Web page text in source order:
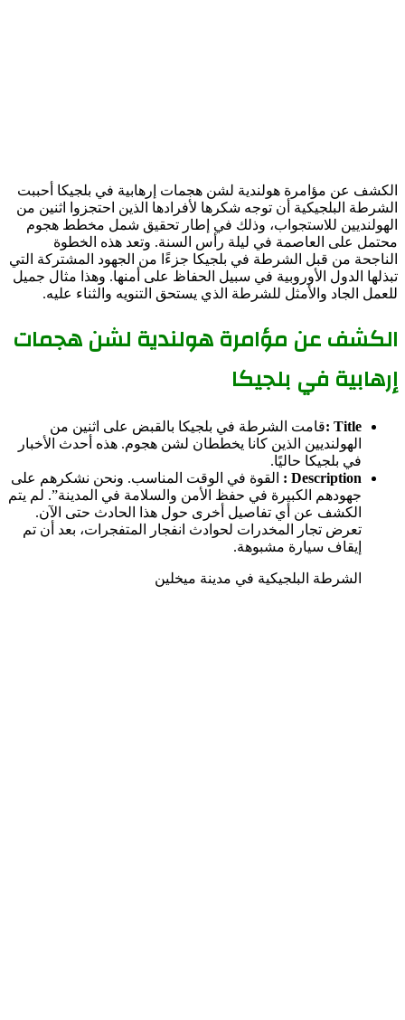
الكشف عن مؤامرة هولندية لشن هجمات إرهابية في بلجيكا أحببت
الشرطة البلجيكية أن توجه شكرها لأفرادها الذين احتجزوا اثنين من
الهولنديين للاستجواب، وذلك في إطار تحقيق شمل مخطط هجوم
محتمل على العاصمة في ليلة رأس السنة. وتعد هذه الخطوة
الناجحة من قبل الشرطة في بلجيكا جزءًا من الجهود المشتركة التي
تبذلها الدول الأوروبية في سبيل الحفاظ على أمنها. وهذا مثال جميل
للعمل الجاد والأمثل للشرطة الذي يستحق التنويه والثناء عليه.
الكشف عن مؤامرة هولندية لشن هجمات
إرهابية في بلجيكا
Title : قامت الشرطة في بلجيكا بالقبض على اثنين من
الهولنديين الذين كانا يخططان لشن هجوم. هذه أحدث الأخبار
في بلجيكا حاليًا.
Description :
القوة في الوقت المناسب. ونحن نشكرهم على
جهودهم الكبيرة في حفظ الأمن والسلامة في المدينة”. لم يتم
الكشف عن أي تفاصيل أخرى حول هذا الحادث حتى الآن.
تعرض تجار المخدرات لحوادث انفجار المتفجرات، بعد أن تم
إيقاف سيارة مشبوهة.
الشرطة البلجيكية في مدينة ميخلين